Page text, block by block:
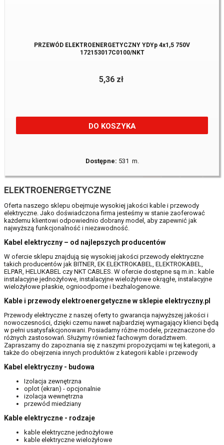
PRZEWÓD ELEKTROENERGETYCZNY YDYp 4x1,5 750V
172153017C0100/NKT
5,36 zł
DO KOSZYKA
Dostępne: 531 m.
ELEKTROENERGETYCZNE
Oferta naszego sklepu obejmuje wysokiej jakości kable i przewody
elektryczne. Jako doświadczona firma jesteśmy w stanie zaoferować
każdemu klientowi odpowiednio dobrany model, aby zapewnić jak
najwyższą funkcjonalność i niezawodność.
Kabel elektryczny – od najlepszych producentów
W ofercie sklepu znajdują się wysokiej jakości przewody elektryczne
takich producentów jak BITNER, EK ELEKTROKABEL, ELEKTROKABEL,
ELPAR, HELUKABEL czy NKT CABLES. W ofercie dostępne są m.in.: kable
instalacyjne jednożyłowe, instalacyjne wielożyłowe okrągłe, instalacyjne
wielożyłowe płaskie, ognioodporne i bezhalogenowe.
Kable i przewody elektroenergetyczne w sklepie elektryczny.pl
Przewody elektryczne z naszej oferty to gwarancja najwyższej jakości i
nowoczesności, dzięki czemu nawet najbardziej wymagający klienci będą
w pełni usatysfakcjonowani. Posiadamy różne modele, przeznaczone do
różnych zastosowań. Służymy również fachowym doradztwem.
Zapraszamy do zapoznania się z naszymi propozycjami w tej kategorii, a
także do obejrzenia innych produktów z kategorii kable i przewody
Kabel elektryczny - budowa
Izolacja zewnętrzna
oplot (ekran) - opcjonalnie
izolacja wewnętrzna
przewód miedziany
Kable elektryczne - rodzaje
kable elektryczne jednożyłowe
kable elektryczne wielożyłowe